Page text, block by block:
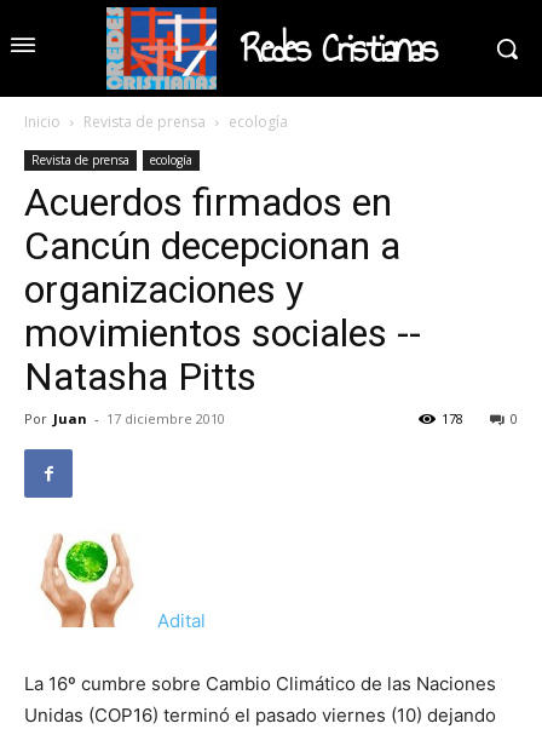
Redes Cristianas
Inicio Revista de prensa ecología
Revista de prensa ecología
Acuerdos firmados en
Cancún decepcionan a
organizaciones y
movimientos sociales --
Natasha Pitts
Por Juan - 17 diciembre 2010 0
178
Adital
La 16º cumbre sobre Cambio Climático de las Naciones
Unidas (COP16) terminó el pasado viernes (10) dejando